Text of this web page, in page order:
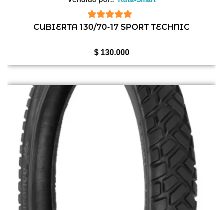
5de 5
CUBIERTA 130/70-17 SPORT TECHNIC
$130.000